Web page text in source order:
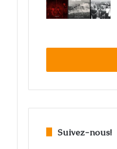
Suivez-nous!